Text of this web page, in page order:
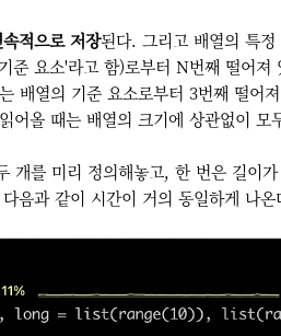
적으로 저장된다. 그리고 배열의 특
준 요소'라고 함)로부터 N번째 떨어
배열의 기준 요소로부터 3번째 떨어
어올 때는 배열의 크기에 상관없이 모
개를 미리 정의해놓고, 한 번은 길이
음과 같이 시간이 거의 동일하게 나온